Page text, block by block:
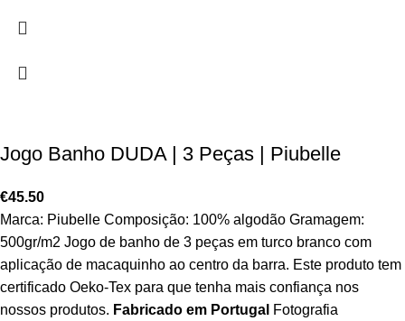
Jogo Banho DUDA | 3 Peças | Piubelle
€45.50
Marca: Piubelle Composição: 100% algodão Gramagem:
500gr/m2 Jogo de banho de 3 peças em turco branco com
aplicação de macaquinho ao centro da barra. Este produto tem
certificado Oeko-Tex para que tenha mais confiança nos
nossos produtos. Fabricado em Portugal Fotografia